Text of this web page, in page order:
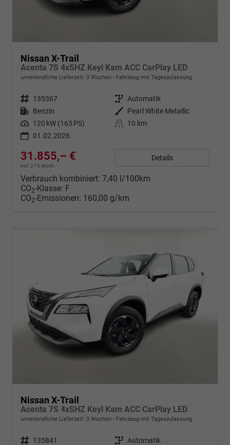
Nissan X-Trail
Acenta 7S 4xSHZ Keyl Kam ACC CarPlay LED
unverbindliche Lieferzeit: 3 Wochen Fahrzeug mit Tageszulassung
Fahrzeugnr. 135367 Getriebe Automatik
Kraftstoff Benzin Außenfarbe Pearl White Metallic
Leistung 120 kW (163 PS) Kilometerstand
10 km
01.02.2026
31.855,– €
incl. 21% MwSt.
Details
Verbrauch kombiniert: 7,40 l/100km
CO2-Klasse: F
CO2-Emissionen: 160,00 g/km
Nissan X-Trail
Acenta 7S 4xSHZ Keyl Kam ACC CarPlay LED
unverbindliche Lieferzeit: 3 Wochen Fahrzeug mit Tageszulassung
Fahrzeugnr. 135841 Getriebe Automatik